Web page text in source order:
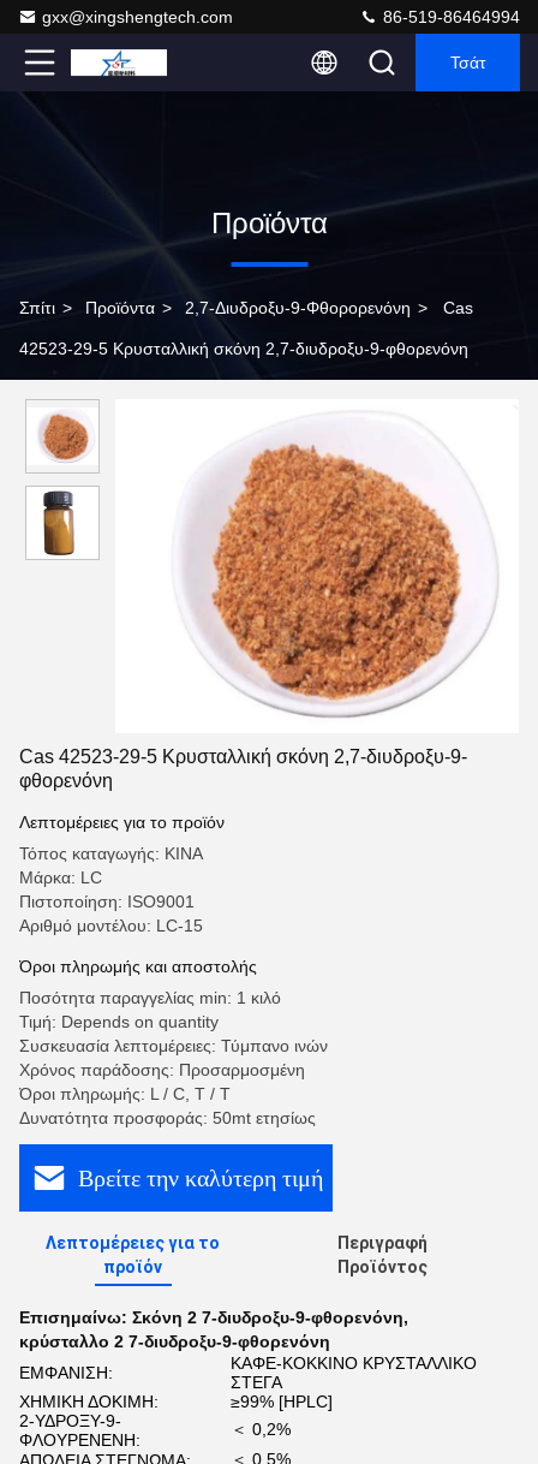
gxx@xingshengtech.com 86-519-86464994
Τσάτ
Προϊόντα
Σπίτι > Προϊόντα > 2,7-Διυδροξυ-9-Φθορορενόνη > Cas
42523-29-5 Κρυσταλλική σκόνη 2,7-διυδροξυ-9-φθορενόνη
Cas 42523-29-5 Κρυσταλλική σκόνη 2,7-διυδροξυ-9-
φθορενόνη
Λεπτομέρειες για το προϊόν
Τόπος καταγωγής: ΚΙΝΑ
Μάρκα: LC
Πιστοποίηση: ISO9001
Αριθμό μοντέλου: LC-15
Όροι πληρωμής και αποστολής
Ποσότητα παραγγελίας min: 1 κιλό
Τιμή: Depends on quantity
Συσκευασία λεπτομέρειες: Τύμπανο ινών
Χρόνος παράδοσης: Προσαρμοσμένη
Όροι πληρωμής: L / C, T / T
Δυνατότητα προσφοράς: 50mt ετησίως
Βρείτε την καλύτερη τιμή
Λεπτομέρειες για το
προϊόν
Περιγραφή
Προϊόντος
Επισημαίνω: Σκόνη 2 7-διυδροξυ-9-φθορενόνη,
κρύσταλλο 2 7-διυδροξυ-9-φθορενόνη
ΕΜΦΑΝΙΣΗ:
ΚΑΦΕ-ΚΟΚΚΙΝΟ ΚΡΥΣΤΑΛΛΙΚΟ
ΣΤΕΓΑ
ΧΗΜΙΚΗ ΔΟΚΙΜΗ:
≥99% [HPLC]
2-ΥΔΡΟΞΥ-9-
ΦΛΟΥΡΕΝΕΝΗ:
＜ 0,2%
＜ 0,5%